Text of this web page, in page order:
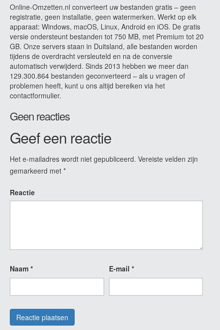
Online-Omzetten.nl converteert uw bestanden gratis – geen
registratie, geen installatie, geen watermerken. Werkt op elk
apparaat: Windows, macOS, Linux, Android en iOS. De gratis
versie ondersteunt bestanden tot 750 MB, met Premium tot 20
GB. Onze servers staan in Duitsland, alle bestanden worden
tijdens de overdracht versleuteld en na de conversie
automatisch verwijderd. Sinds 2013 hebben we meer dan
129.300.864 bestanden geconverteerd – als u vragen of
problemen heeft, kunt u ons altijd bereiken via het
contactformulier.
Geen reacties
Geef een reactie
Het e-mailadres wordt niet gepubliceerd. Vereiste velden zijn
gemarkeerd met *
Reactie
Naam * E-mail *